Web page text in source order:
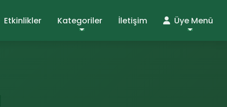
Etkinlikler Kategoriler İletişim Üye Menü